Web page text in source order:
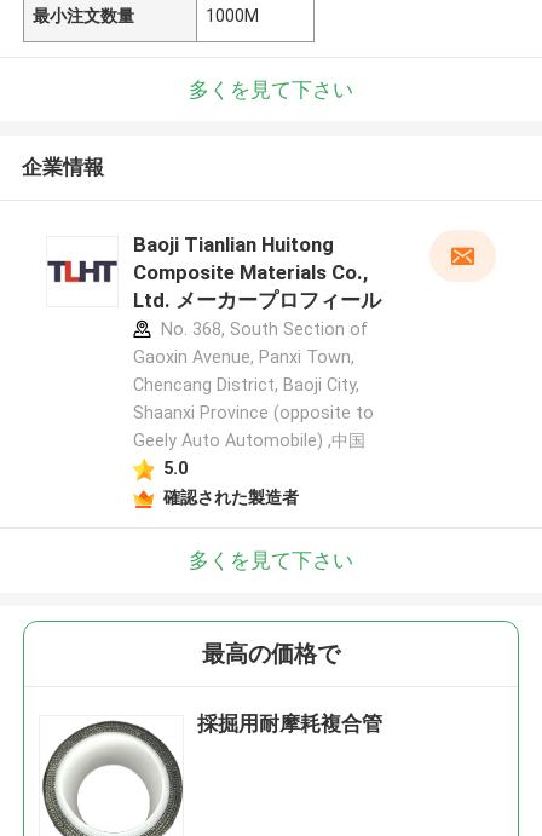
最小注文数量 1000M
多くを見て下さい
企業情報
Baoji Tianlian Huitong
Composite Materials Co.,
Ltd. メーカープロフィール
No. 368, South Section of
Gaoxin Avenue, Panxi Town,
Chencang District, Baoji City,
Shaanxi Province (opposite to
Geely Auto Automobile) ,中国
5.0
確認された製造者
多くを見て下さい
最高の価格で
採掘用耐摩耗複合管